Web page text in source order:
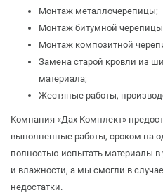
Монтаж металлочерепицы;
Монтаж битумной
Монтаж композитной
Замена старой кровли из
материала;
Жестяные работы,
Компания «Дах Комплект»
выполненные работы, сроком на
полностью испытать материалы в
и влажности, а мы смогли в
недостатки.